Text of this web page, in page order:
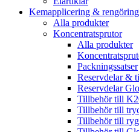
Kemapplicering & rengöring
Alla produkter
Koncentratsprutor
Alla produkter
Packningssatser
Reservdelar &
Reservdelar
Tillbehör till
Tillbehör till
Tillbehör till